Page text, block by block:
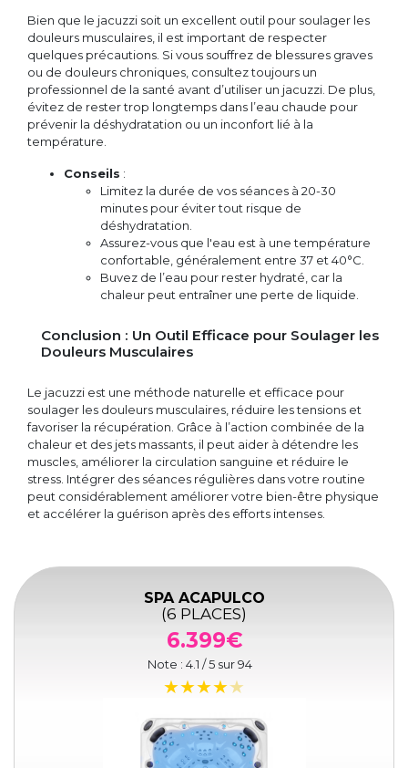
Bien que le jacuzzi soit un excellent outil pour soulager les
douleurs musculaires, il est important de respecter
quelques précautions. Si vous souffrez de blessures graves
ou de douleurs chroniques, consultez toujours un
professionnel de la santé avant d’utiliser un jacuzzi. De plus,
évitez de rester trop longtemps dans l’eau chaude pour
prévenir la déshydratation ou un inconfort lié à la
température.
Conseils :
Limitez la durée de vos séances à 20-30
minutes pour éviter tout risque de
déshydratation.
Assurez-vous que l'eau est à une température
confortable, généralement entre 37 et 40°C.
Buvez de l’eau pour rester hydraté, car la
chaleur peut entraîner une perte de liquide.
Conclusion : Un Outil Efficace pour Soulager les
Douleurs Musculaires
Le jacuzzi est une méthode naturelle et efficace pour
soulager les douleurs musculaires, réduire les tensions et
favoriser la récupération. Grâce à l’action combinée de la
chaleur et des jets massants, il peut aider à détendre les
muscles, améliorer la circulation sanguine et réduire le
stress. Intégrer des séances régulières dans votre routine
peut considérablement améliorer votre bien-être physique
et accélérer la guérison après des efforts intenses.
SPA ACAPULCO
(6 PLACES)
6.399€
Note : 4.1 / 5 sur94